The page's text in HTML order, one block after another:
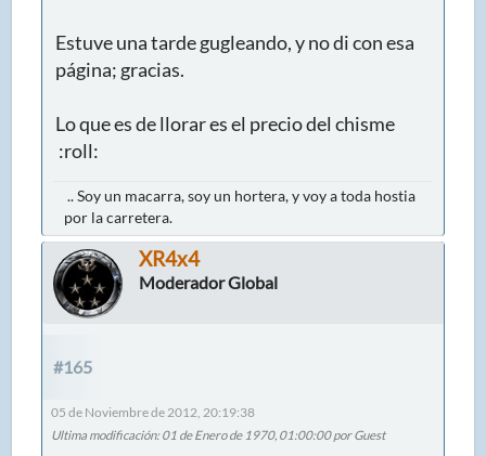
Estuve una tarde gugleando, y no di con esa
página; gracias.
Lo que es de llorar es el precio del chisme
:roll:
.. Soy un macarra, soy un hortera, y voy a toda hostia
por la carretera.
XR4x4
Moderador Global
#165
05 de Noviembre de 2012, 20:19:38
Ultima modificación: 01 de Enero de 1970, 01:00:00 por Guest